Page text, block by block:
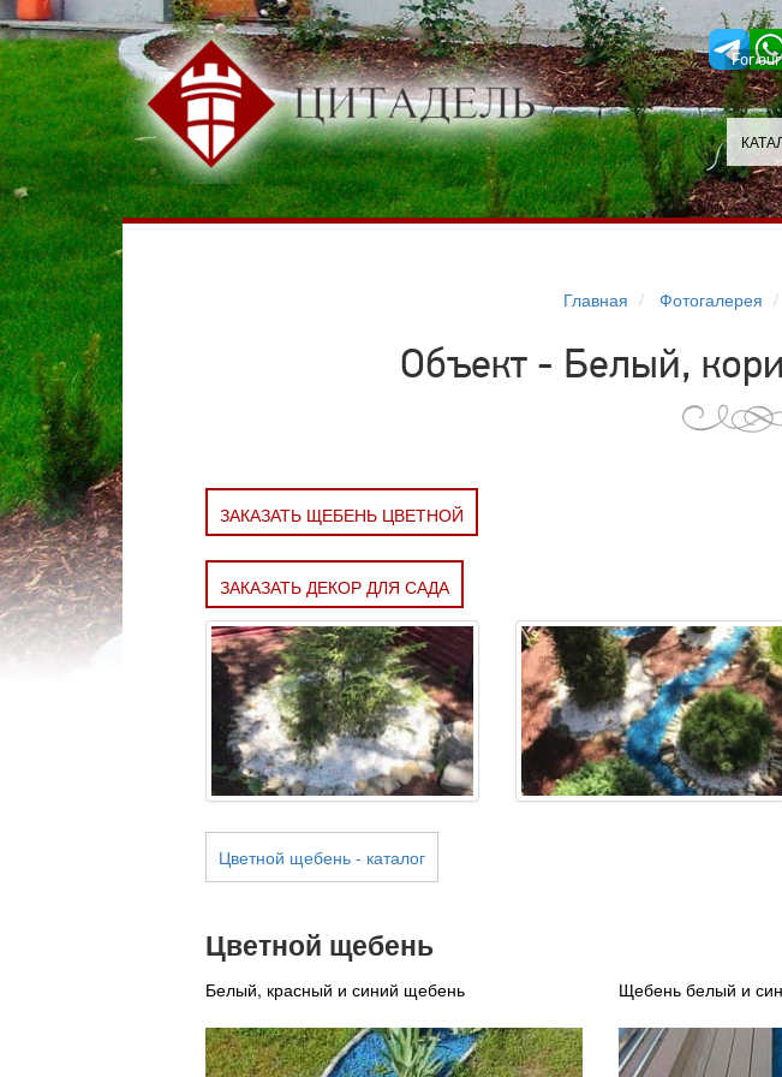
For
Главная Фотогалерея
Объект - Белый,
ЗАКАЗАТЬ ЩЕБЕНЬ ЦВЕТНОЙ
ЗАКАЗАТЬ ДЕКОР ДЛЯ САДА
Цветной щебень - каталог
Цветной щебень
Белый, красный и синий щебень Щебень белый и